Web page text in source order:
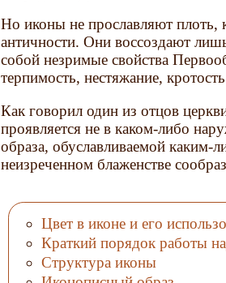
Но иконы не прославляют плоть,
античности. Они воссоздают
собой незримые свойства
терпимость, нестяжание,
Как говорил один из отцов
проявляется не в каком-либо
образа, обуславливаемой каким-
неизреченном блаженстве
Цвет в иконе и его
Краткий порядок работы
Структура иконы